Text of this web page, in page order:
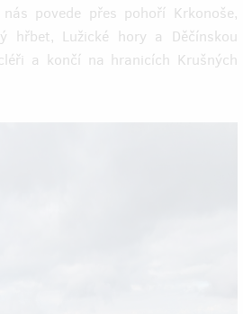
povede přes pohoří Krkonoše,
hřbet, Lužické hory a Děčínskou
a končí na hranicích Krušných